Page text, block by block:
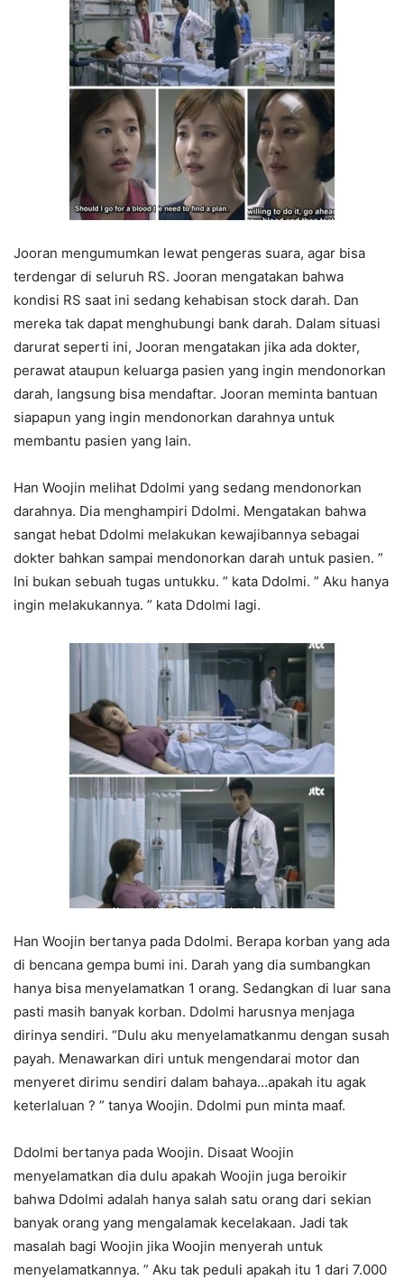
Jooran mengumumkan lewat pengeras suara, agar bisa
terdengar di seluruh RS. Jooran mengatakan bahwa
kondisi RS saat ini sedang kehabisan stock darah. Dan
mereka tak dapat menghubungi bank darah. Dalam situasi
darurat seperti ini, Jooran mengatakan jika ada dokter,
perawat ataupun keluarga pasien yang ingin mendonorkan
darah, langsung bisa mendaftar. Jooran meminta bantuan
siapapun yang ingin mendonorkan darahnya untuk
membantu pasien yang lain.
Han Woojin melihat Ddolmi yang sedang mendonorkan
darahnya. Dia menghampiri Ddolmi. Mengatakan bahwa
sangat hebat Ddolmi melakukan kewajibannya sebagai
dokter bahkan sampai mendonorkan darah untuk pasien. ”
Ini bukan sebuah tugas untukku. ” kata Ddolmi. ” Aku hanya
ingin melakukannya. ” kata Ddolmi lagi.
Han Woojin bertanya pada Ddolmi. Berapa korban yang ada
di bencana gempa bumi ini. Darah yang dia sumbangkan
hanya bisa menyelamatkan 1 orang. Sedangkan di luar sana
pasti masih banyak korban. Ddolmi harusnya menjaga
dirinya sendiri. “Dulu aku menyelamatkanmu dengan susah
payah. Menawarkan diri untuk mengendarai motor dan
menyeret dirimu sendiri dalam bahaya…apakah itu agak
keterlaluan ? ” tanya Woojin. Ddolmi pun minta maaf.
Ddolmi bertanya pada Woojin. Disaat Woojin
menyelamatkan dia dulu apakah Woojin juga beroikir
bahwa Ddolmi adalah hanya salah satu orang dari sekian
banyak orang yang mengalamak kecelakaan. Jadi tak
masalah bagi Woojin jika Woojin menyerah untuk
menyelamatkannya. ” Aku tak peduli apakah itu 1 dari 7.000